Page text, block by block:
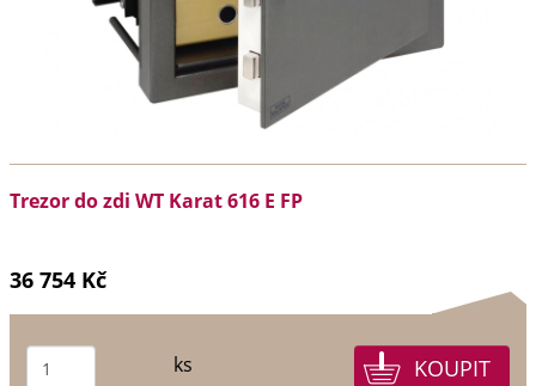
Trezor do zdi WT Karat 616 E FP
36 754 Kč
ks